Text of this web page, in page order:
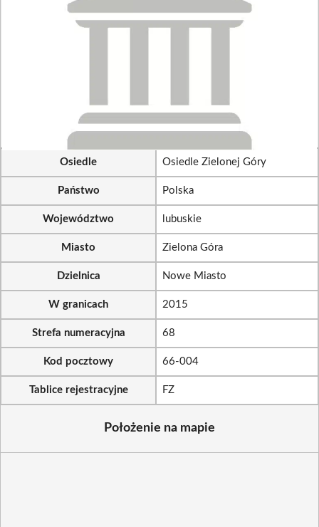
Osiedle Osiedle Zielonej Góry
Państwo Polska
Województwo lubuskie
Miasto Zielona Góra
Dzielnica Nowe Miasto
W granicach 2015
Strefa numeracyjna 68
Kod pocztowy 66-004
Tablice rejestracyjne FZ
Położenie na mapie